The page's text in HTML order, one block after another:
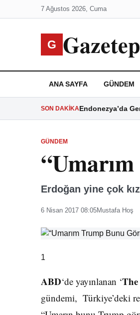
7 Ağustos 2026, Cuma
G
ANA SAYFA GÜNDEM
SON DAKIKAEndonezya’da
GÜNDEM
Erdoğan yine çok
6 Nisan 2017 08:05Mustafa Hoş
1
ABD‘de yayınlanan ‘
gündemi, Türkiye’deki